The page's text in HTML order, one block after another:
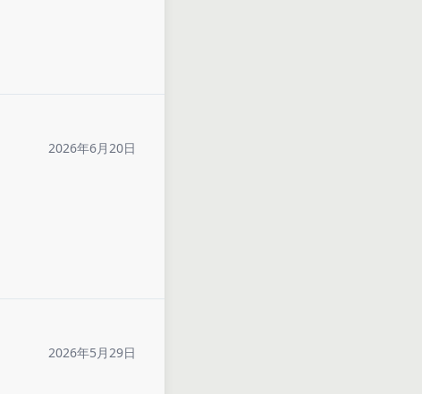
2026年6月20日
2026年5月29日